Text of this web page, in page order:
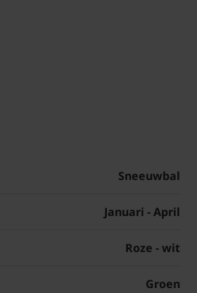
Sneeuwbal
Januari - April
Roze - wit
Groen